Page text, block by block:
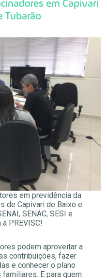
em Capivari
Tubarão
em previdência da
de Capivari de Baixo e
SENAC, SESI e
PREVISC!
podem aproveitar a
contribuições, fazer
e conhecer o plano
E para quem